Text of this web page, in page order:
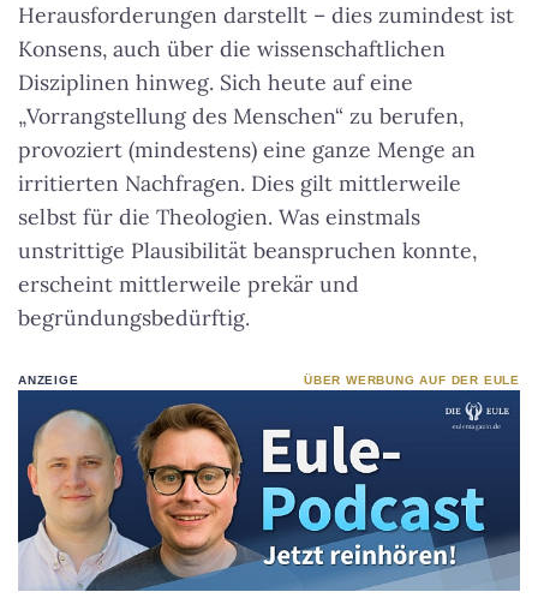
Herausforderungen darstellt – dies zumindest ist
Konsens, auch über die wissenschaftlichen
Disziplinen hinweg. Sich heute auf eine
„Vorrangstellung des Menschen“ zu berufen,
provoziert (mindestens) eine ganze Menge an
irritierten Nachfragen. Dies gilt mittlerweile
selbst für die Theologien. Was einstmals
unstrittige Plausibilität beanspruchen konnte,
erscheint mittlerweile prekär und
begründungsbedürftig.
ANZEIGE ÜBER WERBUNG AUF DER EULE